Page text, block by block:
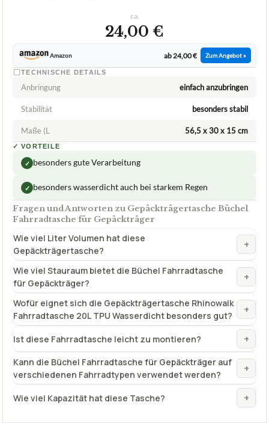
ca.
24,00 €
Amazon ab 24,00 € Zum Angebot »
TECHNISCHE DETAILS
Anbringung einfach anzubringen
Stabilität besonders stabil
Maße (L 56,5 x 30 x 15 cm
✓ VORTEILE
✓ besonders gute Verarbeitung
✓ besonders wasserdicht auch bei starkem Regen
Fragen und Antworten zu Gepäckträgertasche Büchel
Fahrradtasche für Gepäckträger
Wie viel Liter Volumen hat diese
Gepäckträgertasche?
+
Wie viel Stauraum bietet die Büchel Fahrradtasche
für Gepäckträger?
+
Wofür eignet sich die Gepäckträgertasche Rhinowalk
Fahrradtasche 20L TPU Wasserdicht besonders gut?
+
Ist diese Fahrradtasche leicht zu montieren? +
Kann die Büchel Fahrradtasche für Gepäckträger auf
verschiedenen Fahrradtypen verwendet werden?
+
Wie viel Kapazität hat diese Tasche? +